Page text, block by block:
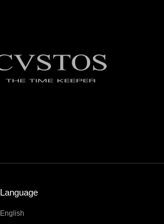
Language
English